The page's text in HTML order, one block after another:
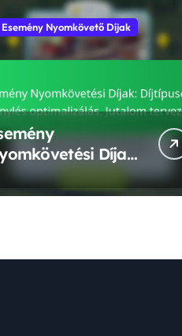
Esemény Nyomkövető Díjak
Díjak:
Igénylés